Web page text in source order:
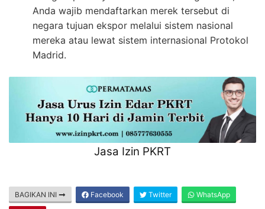
Anda wajib mendaftarkan merek tersebut di
negara tujuan ekspor melalui sistem nasional
mereka atau lewat sistem internasional Protokol
Madrid.
Jasa Izin PKRT
BAGIKAN INI Facebook Twitter WhatsApp